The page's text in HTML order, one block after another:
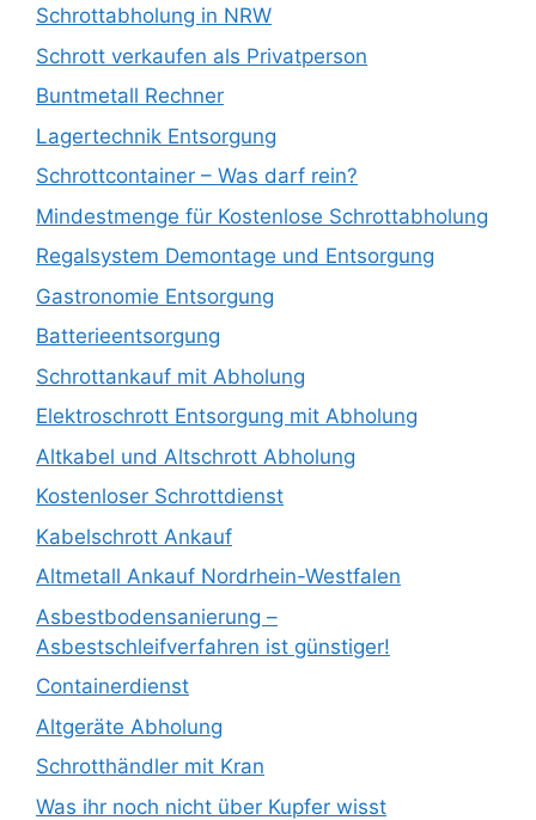
Schrottabholung in NRW
Schrott verkaufen als Privatperson
Buntmetall Rechner
Lagertechnik Entsorgung
Schrottcontainer – Was darf rein?
Mindestmenge für Kostenlose Schrottabholung
Regalsystem Demontage und Entsorgung
Gastronomie Entsorgung
Batterieentsorgung
Schrottankauf mit Abholung
Elektroschrott Entsorgung mit Abholung
Altkabel und Altschrott Abholung
Kostenloser Schrottdienst
Kabelschrott Ankauf
Altmetall Ankauf Nordrhein-Westfalen
Asbestbodensanierung –
Asbestschleifverfahren ist günstiger!
Containerdienst
Altgeräte Abholung
Schrotthändler mit Kran
Was ihr noch nicht über Kupfer wisst